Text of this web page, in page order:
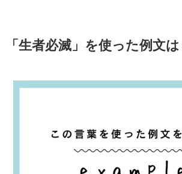
「生者必滅」を使った例文は